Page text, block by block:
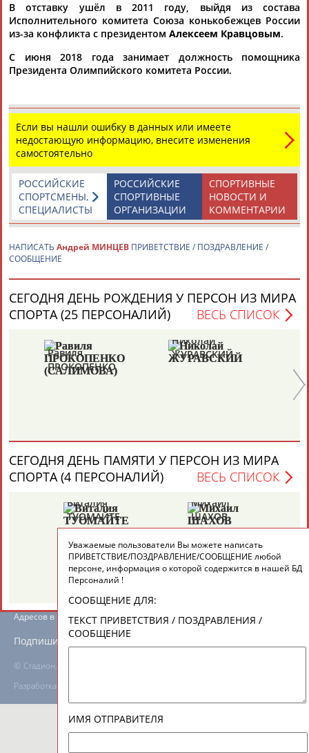
Каримжан
АБДРАХМАНОВ
Аделя
АБДРАХМАНОВА
Андрей
АБДУВАЛИЕВ
Герман
АБДУЛАЕВ
Рамазан
АБДУЛАЕВ
Тагир
АБДУЛАЕВ
Камиль
Загалав
Камалудин
АБДУЛДАУДОВ
Абдула
Магомед
Назир
ЕЩЁ ПЕРСОНЫ
ТАБЛО АКТИВНОСТИ
ЦЕЛИ ПРОЕКТА КОНТАКТЫ НАШИ КНОПКИ
© Стадион, 1998-2026
Разработка и поддержка ООО НАИТ «Стадион»
Адресов в новостной рассылке: 996
Подпишись
В отставку ушёл в 2011 году, выйдя из состава
Исполнительного комитета Союза конькобежцев России
из-за конфликта с президентом Алексеем Кравцовым.
С июня 2018 года занимает должность помощника
Президента Олимпийского комитета России.
Если вы нашли ошибку в данных или имеете
недостающую информацию, внесите изменения
самостоятельно
СПОРТИВНЫЕ
НОВОСТИ И
КОММЕНТАРИИ
РОССИЙСКИЕ
СПОРТИВНЫЕ
ОРГАНИЗАЦИИ
РОССИЙСКИЕ
СПОРТСМЕНЫ,
СПЕЦИАЛИСТЫ
НАПИСАТЬ Андрей МИНЦЕВ ПРИВЕТСТВИЕ / ПОЗДРАВЛЕНИЕ /
СООБЩЕНИЕ
СЕГОДНЯ ДЕНЬ РОЖДЕНИЯ У ПЕРСОН ИЗ МИРА
СПОРТА (25 ПЕРСОНАЛИЙ)
ВЕСЬ СПИСОК
Равиля
ПРОКОПЕНКО
(САЛИМОВА)
Николай
ЖУРАВСКИЙ
СЕГОДНЯ ДЕНЬ ПАМЯТИ У ПЕРСОН ИЗ МИРА
СПОРТА (4 ПЕРСОНАЛИЙ)
ВЕСЬ СПИСОК
Виталия
ТУОМАЙТЕ
Михаил
ШАХОВ
Уважаемые пользователи Вы можете написать
ПРИВЕТСТВИЕ/ПОЗДРАВЛЕНИЕ/СООБЩЕНИЕ любой
персоне, информация о которой содержится в нашей БД
Персоналий !
СООБЩЕНИЕ ДЛЯ:
ТЕКСТ ПРИВЕТСТВИЯ / ПОЗДРАВЛЕНИЯ /
СООБЩЕНИЕ
ИМЯ ОТПРАВИТЕЛЯ